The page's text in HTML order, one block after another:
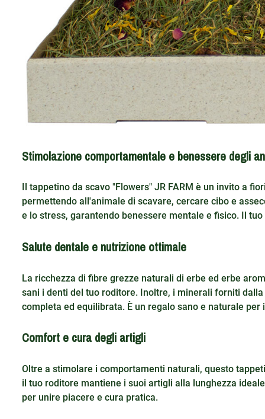
Stimolazione comportamentale e benessere degli
Il tappetino da scavo "Flowers" JR FARM è un invito a
permettendo all'animale di scavare, cercare cibo e
e lo stress, garantendo benessere mentale e fisico. Il
Salute dentale e nutrizione ottimale
La ricchezza di fibre grezze naturali di erbe ed erbe
sani i denti del tuo roditore. Inoltre, i minerali forniti
completa ed equilibrata. È un regalo sano e naturale per
Comfort e cura degli artigli
Oltre a stimolare i comportamenti naturali, questo
il tuo roditore mantiene i suoi artigli alla lunghezza
per unire piacere e cura pratica.